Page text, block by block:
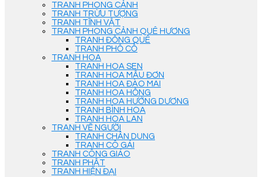
TRANH PHONG CẢNH
TRANH TRỪU TƯỢNG
TRANH TĨNH VẬT
TRANH PHONG CẢNH QUÊ HƯƠNG
TRANH ĐỒNG QUÊ
TRANH PHỐ CỔ
TRANH HOA
TRANH HOA SEN
TRANH HOA MẪU ĐƠN
TRANH HOA ĐÀO MAI
TRANH HOA HỒNG
TRANH HOA HƯỚNG DƯƠNG
TRANH BÌNH HOA
TRANH HOA LAN
TRANH VẼ NGƯỜI
TRANH CHÂN DUNG
TRANH CÔ GÁI
TRANH CÔNG GIÁO
TRANH PHẬT
TRANH HIỆN ĐẠI